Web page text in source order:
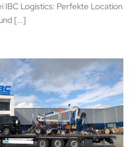
IBC Logistics: Perfekte Location
[...]